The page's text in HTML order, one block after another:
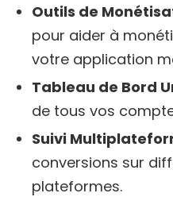
Outils de
pour aider à
votre application
Tableau de Bord
de tous vos
Suivi
conversions sur
plateformes.